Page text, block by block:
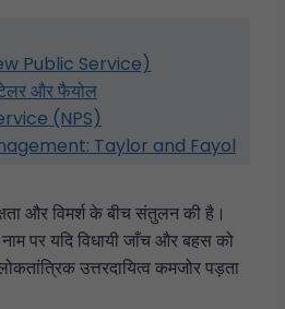
Public Service)
टेलर और फैयोल
(NPS)
Taylor and Fayol
और विमर्श के बीच संतुलन की है।
पर यदि विधायी जाँच और बहस को
उत्तरदायित्व कमजोर पड़ता